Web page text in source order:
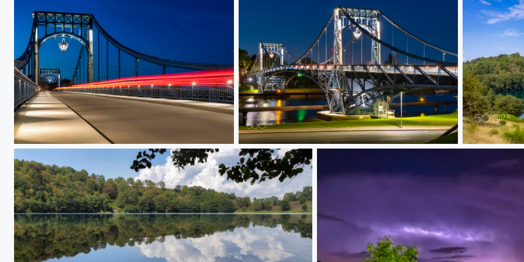
Blaue Stunde WHV // blue hour whv Kaiser Wilhelm Brücke Weinfelder